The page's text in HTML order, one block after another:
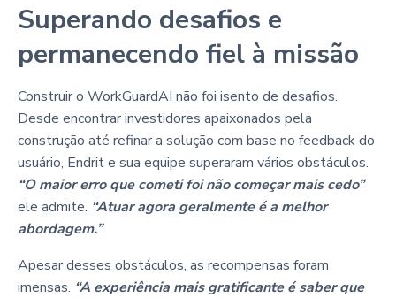
Superando desafios e
permanecendo fiel à missão
Construir o WorkGuardAI não foi isento de desafios.
Desde encontrar investidores apaixonados pela
construção até refinar a solução com base no feedback do
usuário, Endrit e sua equipe superaram vários obstáculos.
“O maior erro que cometi foi não começar mais cedo”
ele admite. “Atuar agora geralmente é a melhor
abordagem.”
Apesar desses obstáculos, as recompensas foram
imensas. “A experiência mais gratificante é saber que